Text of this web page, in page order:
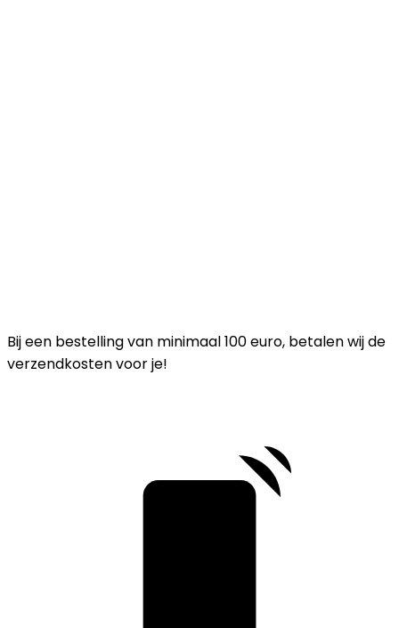
Bij een bestelling van minimaal 100 euro, betalen wij de
verzendkosten voor je!